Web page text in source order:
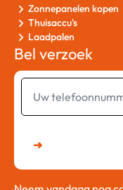
Zonnepanelen kopen
Thuisaccu's
Laadpalen
Bel verzoek
Uw
telefoonnummer
➜